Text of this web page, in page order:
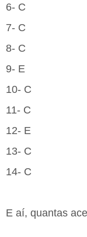
6- C
7- C
8- C
9- E
10- C
11- C
12- E
13- C
14- C
E aí, quantas